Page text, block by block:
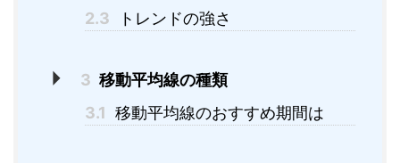
2.3 トレンドの強さ
3 移動平均線の種類
3.1 移動平均線のおすすめ期間は